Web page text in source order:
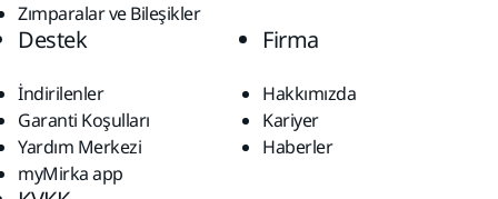
Zımparalar ve Bileşikler
Destek
İndirilenler
Garanti Koşulları
Yardım Merkezi
myMirka app
Firma
Hakkımızda
Kariyer
Haberler